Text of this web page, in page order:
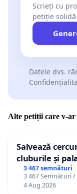
Scrieți cu
petiție
Datele dvs.
Alte petiții care v-ar
Salvează
cluburile și
3 467 semnături
3 467 Semnături /
4 Aug 2026